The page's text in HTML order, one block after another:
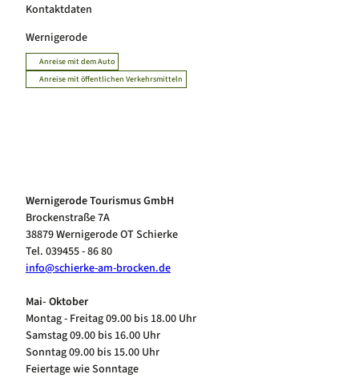
Kontaktdaten
Wernigerode
Anreise mit dem Auto
Anreise mit öffentlichen Verkehrsmitteln
Wernigerode Tourismus GmbH
Brockenstraße 7A
38879 Wernigerode OT Schierke
Tel. 039455 - 86 80
info@schierke-am-brocken.de
Mai- Oktober
Montag - Freitag 09.00 bis 18.00 Uhr
Samstag 09.00 bis 16.00 Uhr
Sonntag 09.00 bis 15.00 Uhr
Feiertage wie Sonntage